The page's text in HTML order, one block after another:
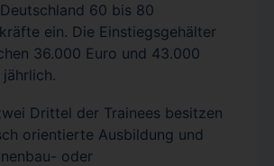
60 bis 80
ein. Die Einstiegsgehälter
36.000 Euro und 43.000
Drittel der Trainees besitzen
orientierte Ausbildung und
oder